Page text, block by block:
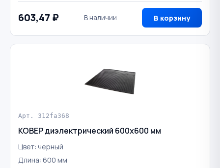
603,47 ₽ В наличии В корзину
Арт. 312fa368
КОВЕР диэлектрический 600х600 мм
Цвет: черный
Длина: 600 мм